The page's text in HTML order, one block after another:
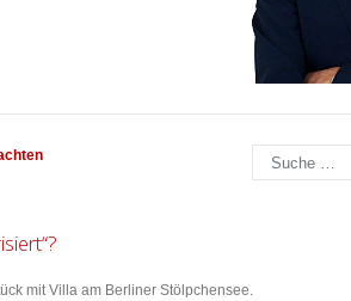
Suchen
mit Villa am Berliner Stölpchensee.